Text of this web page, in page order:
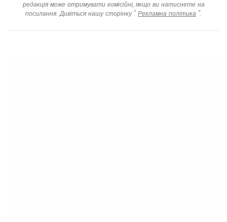
редакція може отримувати комісійні, якщо ви натиснете на
посилання. Дивіться нашу сторінку " Рекламна політика ".